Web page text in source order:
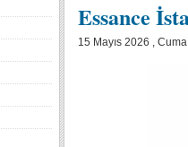
Essance
15 Mayıs 2026 ,